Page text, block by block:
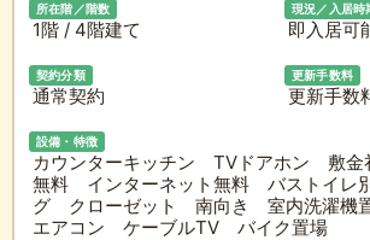
所在階／階数
1階 / 4階建て
現況／入居時
即入居可
契約分類
通常契約
更新手数料
更新手数
設備・特徴
カウンターキッチン TVドアホン 敷
無料 インターネット無料 バストイレ
グ クローゼット 南向き 室内洗濯機
エアコン ケーブルTV バイク置場